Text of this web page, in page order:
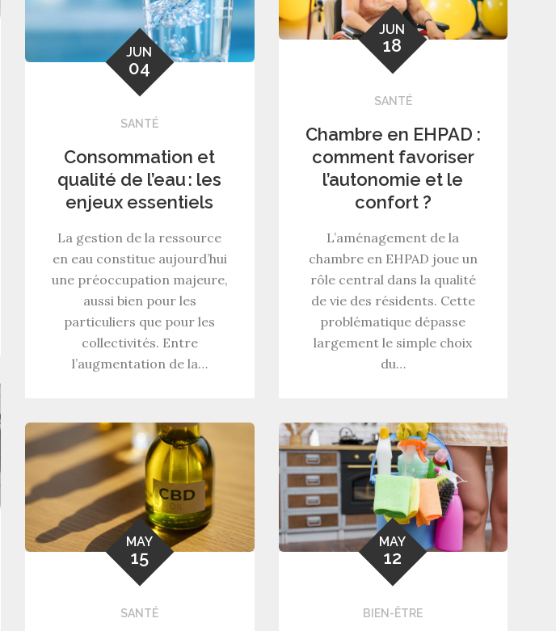
JUN
18
SANTÉ
Chambre en EHPAD :
comment favoriser
l’autonomie et le
confort ?
L’aménagement de la
chambre en EHPAD joue un
rôle central dans la qualité
de vie des résidents. Cette
problématique dépasse
largement le simple choix
du…
JUN
04
SANTÉ
Consommation et
qualité de l’eau : les
enjeux essentiels
La gestion de la ressource
en eau constitue aujourd’hui
une préoccupation majeure,
aussi bien pour les
particuliers que pour les
collectivités. Entre
l’augmentation de la…
MAY
15
SANTÉ
MAY
12
BIEN-ÊTRE